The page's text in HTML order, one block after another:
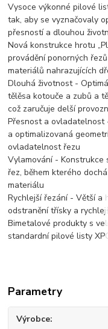
Vysoce výkonné pilové
tak, aby se vyznačovaly
přesností a dlouhou
Nová konstrukce hrotu
provádění ponorných
materiálů nahrazujících
Dlouhá životnost -
tělěsa kotouče a zubů a
což zaručuje delší
Přesnost a ovladatelnost
a optimalizovaná
ovladatelnost řezu
Vylamování - Konstrukce
řez, během kterého
materiálu
Rychlejší řezání - Větší a
odstranění třísky a
Bimetalové produkty s
standardní pilové listy
Parametry
Výrobce